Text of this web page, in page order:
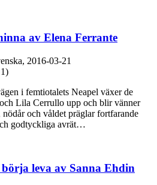
av Elena Ferrante
2016-03-21
i femtiotalets Neapel växer de
Lila Cerrullo upp och blir vänner
och våldet präglar fortfarande
godtyckliga avrät…
leva av Sanna Ehdin